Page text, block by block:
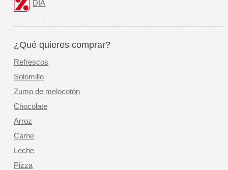
DIA
¿Qué quieres comprar?
Refrescos
Solomillo
Zumo de melocotón
Chocolate
Arroz
Carne
Leche
Pizza